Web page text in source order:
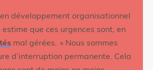
développement organisationnel
que ces urgences sont, en
mal gérées. « Nous sommes
d’interruption permanente. Cela